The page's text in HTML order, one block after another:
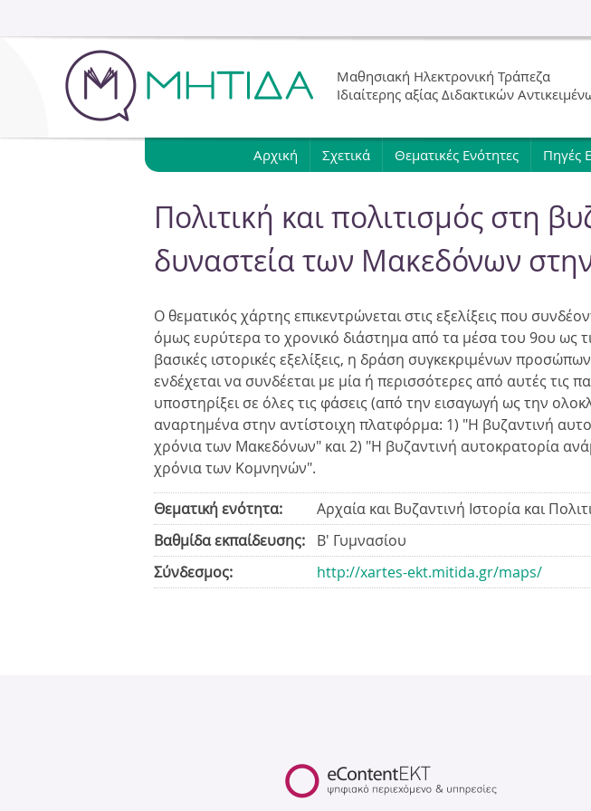
Μαθησιακή Ηλεκτρονική Τράπεζα
Ιδιαίτερης αξίας Διδακτικών
Αρχική Σχετικά Θεματικές Ενότητες Πηγές
Πολιτική και πολιτισμός στη
δυναστεία των Μακεδόνων
Ο θεματικός χάρτης επικεντρώνεται στις εξελίξεις που
όμως ευρύτερα το χρονικό διάστημα από τα μέσα του 9ου ως
βασικές ιστορικές εξελίξεις, η δράση συγκεκριμένων
ενδέχεται να συνδέεται με μία ή περισσότερες από αυτές
υποστηρίξει σε όλες τις φάσεις (από την εισαγωγή ως την
αναρτημένα στην αντίστοιχη πλατφόρμα: 1) "Η βυζαντινή
χρόνια των Μακεδόνων" και 2) "Η βυζαντινή αυτοκρατορία
χρόνια των Κομνηνών".
Θεματική ενότητα:
Αρχαία και Βυζαντινή Ιστορία και
Βαθμίδα εκπαίδευσης:
Β' Γυμνασίου
Σύνδεσμος:
http://xartes-ekt.mitida.gr/maps/